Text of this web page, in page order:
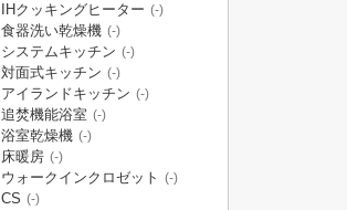
IHクッキングヒーター (-)
食器洗い乾燥機 (-)
システムキッチン (-)
対面式キッチン (-)
アイランドキッチン (-)
追焚機能浴室 (-)
浴室乾燥機 (-)
床暖房 (-)
ウォークインクロゼット (-)
CS (-)